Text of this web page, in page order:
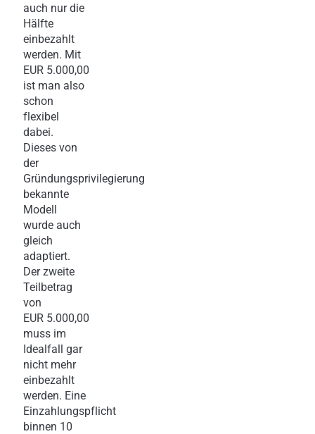
auch nur die
Hälfte
einbezahlt
werden. Mit
EUR 5.000,00
ist man also
schon
flexibel
dabei.
Dieses von
der
Gründungsprivilegierung
bekannte
Modell
wurde auch
gleich
adaptiert.
Der zweite
Teilbetrag
von
EUR 5.000,00
muss im
Idealfall gar
nicht mehr
einbezahlt
werden. Eine
Einzahlungspflicht
binnen 10